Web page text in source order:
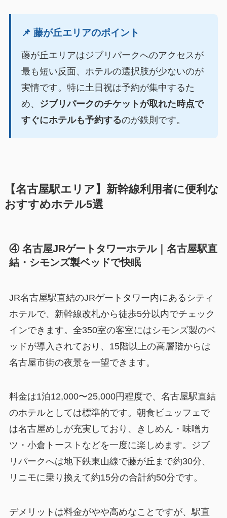
📌 藤が丘エリアのポイント
藤が丘エリアはジブリパークへのアクセスが
最も短い反面、ホテルの選択肢が少ないのが
実情です。特に土日祝は予約が集中するた
め、
ジブリパークのチケットが取れた時点で
すぐにホテルも予約するのが鉄則です。
【名古屋駅エリア】新幹線利用者に便利な
おすすめホテル5選
④ 名古屋JRゲートタワーホテル｜名古屋駅直
結・シモンズ製ベッドで快眠
JR名古屋駅直結のJRゲートタワー内にあるシティ
ホテルで、新幹線改札から徒歩5分以内でチェック
インできます。全350室の客室にはシモンズ製のベ
ッドが導入されており、15階以上の高層階からは
名古屋市街の夜景を一望できます。
料金は1泊12,000〜25,000円程度で、名古屋駅直結
のホテルとしては標準的です。朝食ビュッフェで
は名古屋めしが充実しており、きしめん・味噌カ
ツ・小倉トーストなどを一度に楽しめます。ジブ
リパークへは地下鉄東山線で藤が丘まで約30分、
リニモに乗り換えて約15分の合計約50分です。
デメリットは料金がやや高めなことですが、駅直